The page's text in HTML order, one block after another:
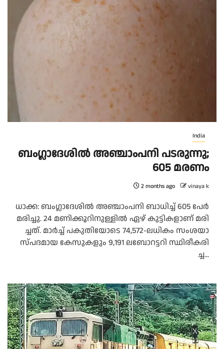
India
ബം​ഗ്ലാ​ദേ​ശി​ൽ അ​ഞ്ചാം​പ​നി പ​ട​രു​ന്നു;
605 മ​ര​ണം
2 months ago vinaya k
ധാ​ക്ക: ബം​ഗ്ലാ​ദേ​ശി​ൽ അ​ഞ്ചാം​പ​നി ബാ​ധി​ച്ച് 605 പേ​ർ
മ​രി​ച്ചു. 24 മ​ണി​ക്കൂ​റി​നു​ള്ളി​ൽ ഏ​ഴ് കു​ട്ടി​ക​ളാ​ണ് മ​രി​
ച്ച​ത്. മാ​ർ​ച്ച് പ​കു​തി​യോ​ടെ 74,572-ല​ധി​കം സം​ശ​യാ​
സ്പ​ദ​മാ​യ കേ​സു​ക​ളും 9,191 ല​ബോ​റ​ട്ട​റി സ്ഥി​രീ​ക​രി​
ച്ച...